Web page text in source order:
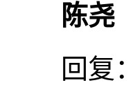
陈尧
回复：